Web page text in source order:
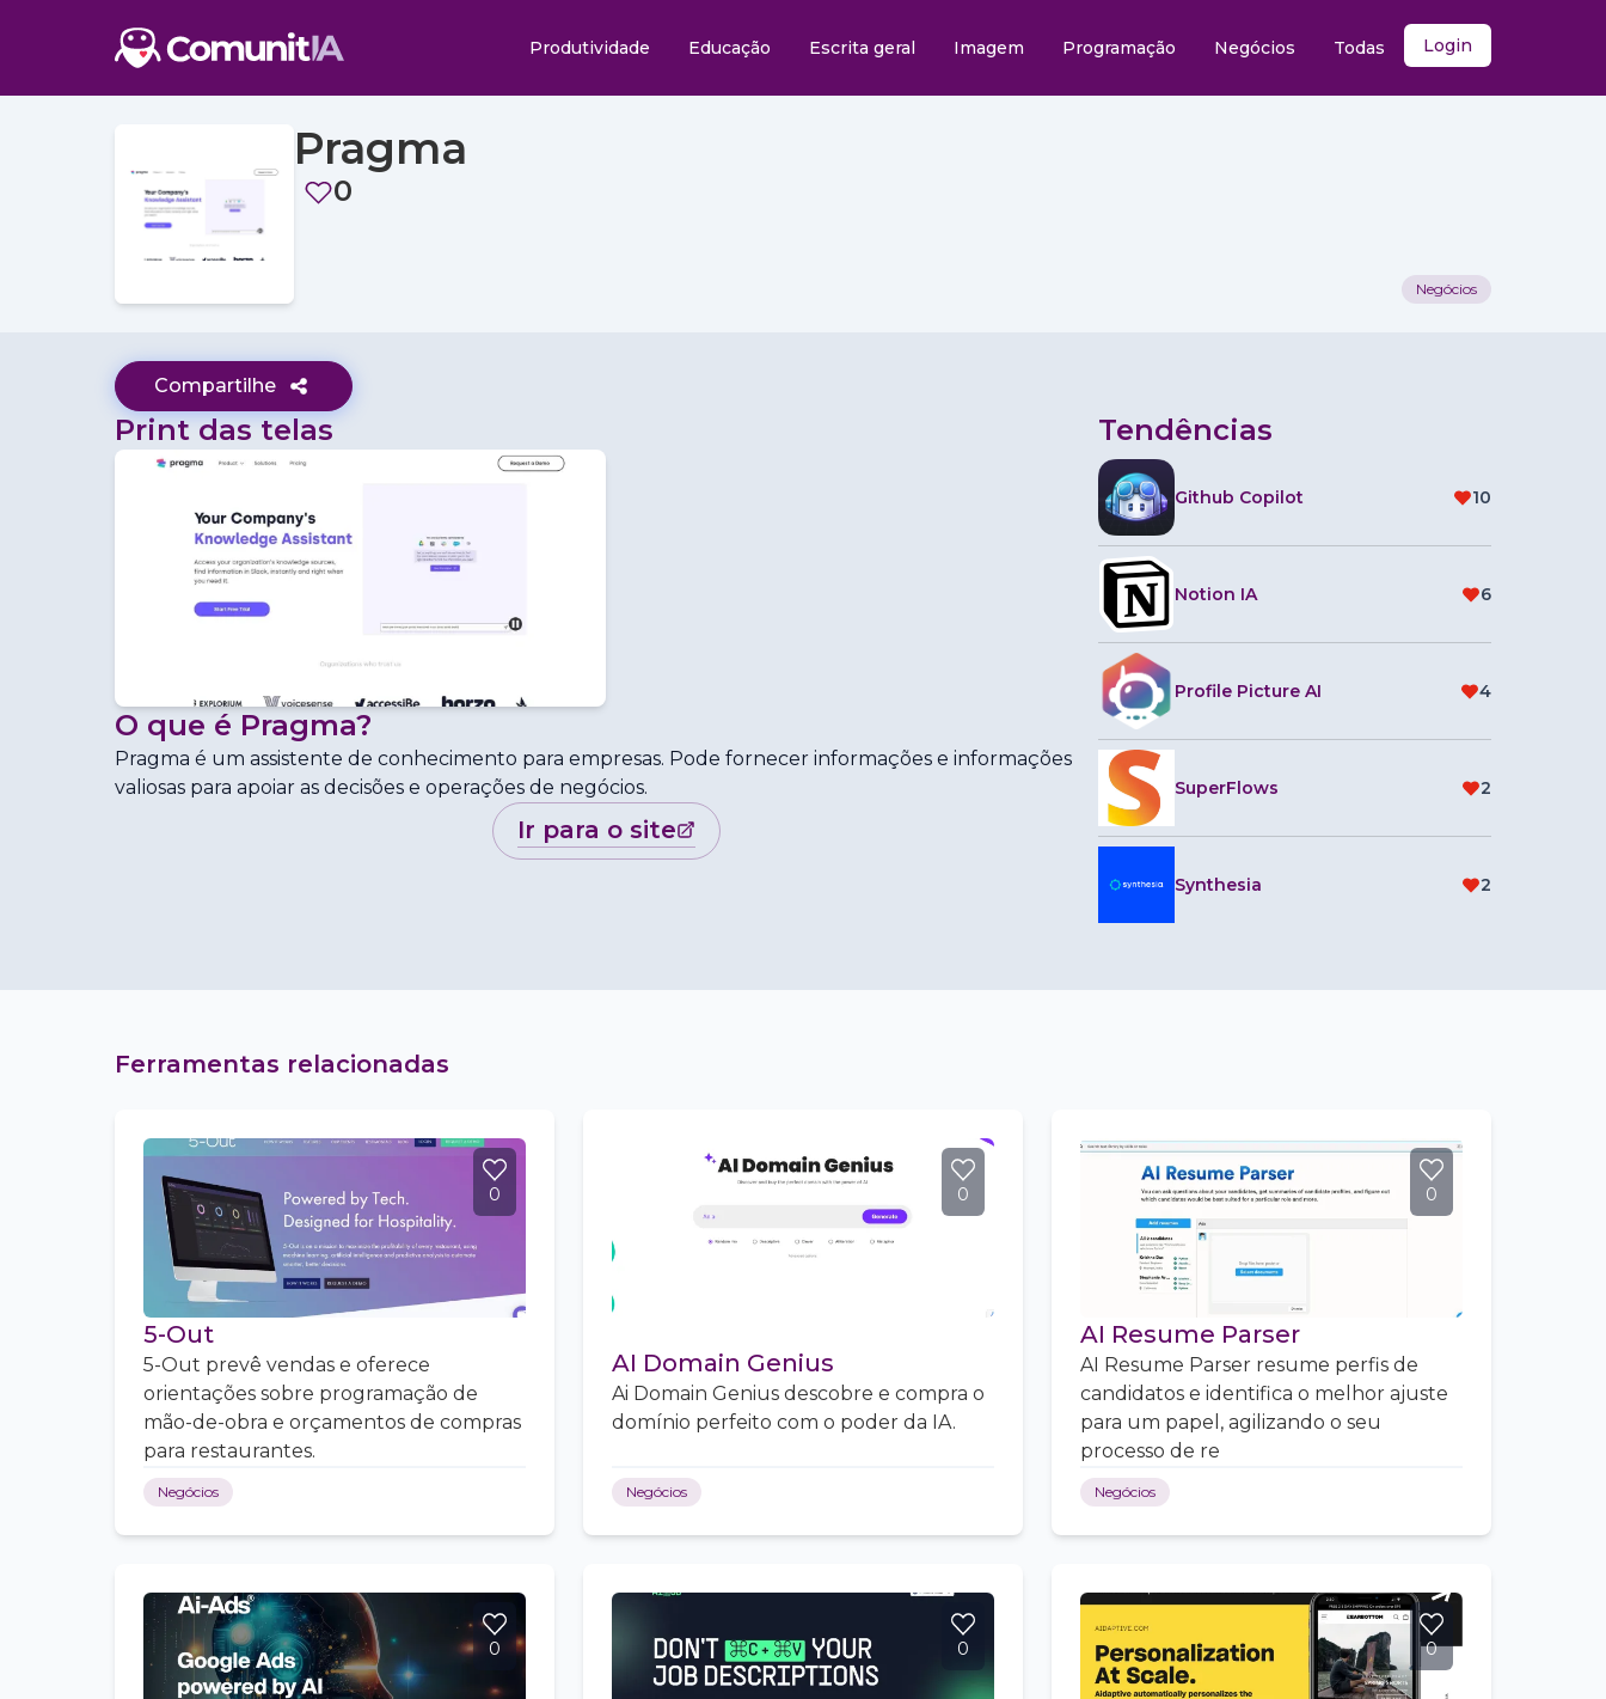
Produtividade Educação Escrita geral Imagem Programação Negócios Todas Login
Pragma
0
Negócios
Compartilhe
Print das telas
O que é Pragma?
Pragma é um assistente de conhecimento para empresas. Pode fornecer informações e informações
valiosas para apoiar as decisões e operações de negócios.
ir para o site
Tendências
Github Copilot 10
Notion IA 6
Profile Picture AI 4
SuperFlows 2
Synthesia 2
Ferramentas relacionadas
0
5-Out
5-Out prevê vendas e oferece
orientações sobre programação de
mão-de-obra e orçamentos de compras
para restaurantes.
Negócios
0
AI Domain Genius
Ai Domain Genius descobre e compra o
domínio perfeito com o poder da IA.
Negócios
0
AI Resume Parser
AI Resume Parser resume perfis de
candidatos e identifica o melhor ajuste
para um papel, agilizando o seu
processo de re
Negócios
0 0 0